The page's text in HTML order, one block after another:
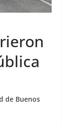
de Buenos